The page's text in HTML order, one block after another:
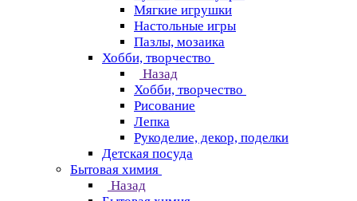
Мягкие игрушки
Настольные игры
Пазлы, мозаика
Хобби, творчество
Назад
Хобби, творчество
Рисование
Лепка
Рукоделие, декор, поделки
Детская посуда
Бытовая химия
Назад